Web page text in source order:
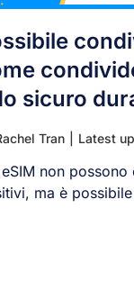
sicuro
Tran Latest
non
ma è